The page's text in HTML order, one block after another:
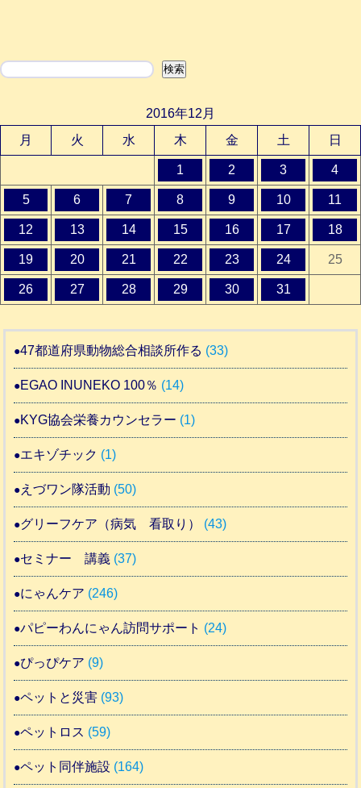
検索 検索
2016年12月
月
火 水 木 金 土 日
1 2 3 4
5 6 7 8 9 10 11
12 13 14 15 16 17 18
19 20 21 22 23 24 25
26 27 28 29 30 31
47都道府県動物総合相談所作る (33)
EGAO INUNEKO 100％ (14)
KYG協会栄養カウンセラー (1)
エキゾチック (1)
えづワン隊活動 (50)
グリーフケア（病気 看取り） (43)
セミナー 講義 (37)
にゃんケア (246)
パピーわんにゃん訪問サポート (24)
ぴっぴケア (9)
ペットと災害 (93)
ペットロス (59)
ペット同伴施設 (164)